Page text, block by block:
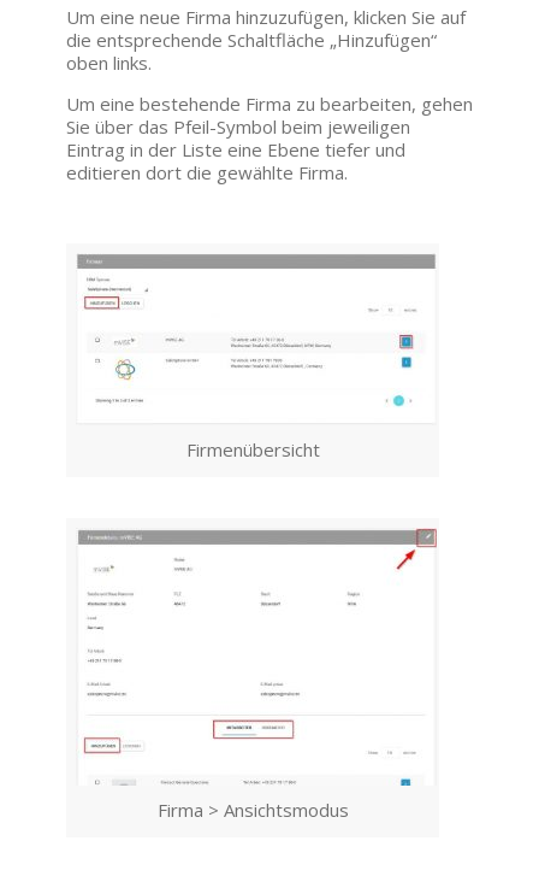
Um eine neue Firma hinzuzufügen, klicken Sie auf
die entsprechende Schaltfläche „Hinzufügen“
oben links.
Um eine bestehende Firma zu bearbeiten, gehen
Sie über das Pfeil-Symbol beim jeweiligen
Eintrag in der Liste eine Ebene tiefer und
editieren dort die gewählte Firma.
Firmenübersicht
Firma > Ansichtsmodus